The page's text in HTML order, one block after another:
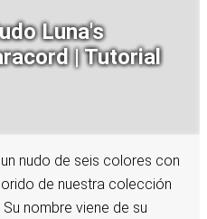
Luna's
| Tutorial
nudo de seis colores con
de nuestra colección
nombre viene de su